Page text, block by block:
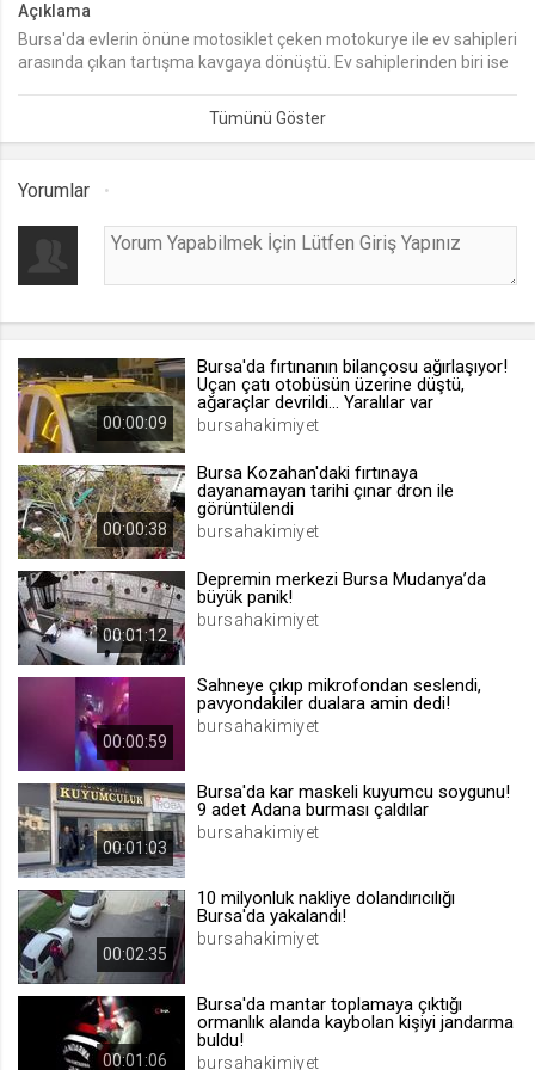
lang
.web.tv
Seçilen dil tercihini tutmak
.web.tv
[hash]
.web.tv
Oturum doğrulama verisi
channelCategories
Site içeriği önerme
1 yıl
voteLike*
.web.tv
1 ay
.web.tv
İsimsiz ziyaretçi için site içeriği
Açıklama
Bursa'da evlerin önüne motosiklet çeken motokurye ile ev sahipleri
arasında çıkan tartışma kavgaya dönüştü. Ev sahiplerinden biri ise
Yorumlar
00:00:09
Bursa'da fırtınanın bilançosu ağırlaşıyor!
Uçan çatı otobüsün üzerine düştü,
ağaraçlar devrildi... Yaralılar var
bursahakimiyet
00:00:38
Bursa Kozahan'daki fırtınaya
dayanamayan tarihi çınar dron ile
görüntülendi
bursahakimiyet
00:01:12
Depremin merkezi Bursa Mudanya’da
büyük panik!
bursahakimiyet
00:00:59
Sahneye çıkıp mikrofondan seslendi,
pavyondakiler dualara amin dedi!
bursahakimiyet
00:01:03
Bursa'da kar maskeli kuyumcu soygunu!
9 adet Adana burması çaldılar
bursahakimiyet
00:02:35
10 milyonluk nakliye dolandırıcılığı
Bursa'da yakalandı!
bursahakimiyet
00:01:06
Bursa'da mantar toplamaya çıktığı
ormanlık alanda kaybolan kişiyi jandarma
buldu!
bursahakimiyet